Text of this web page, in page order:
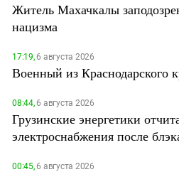
Житель Махачкалы
нацизма
17:19,6 августа 2026
Военный из Краснодарского
08:44,6 августа 2026
Грузинские энергетики
электроснабжения после
00:45,6 августа 2026